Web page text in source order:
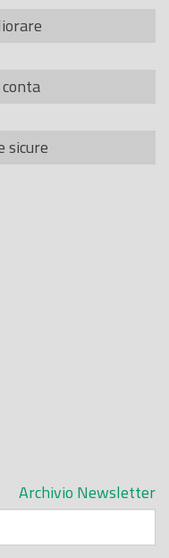
sicure
Archivio Newsletter